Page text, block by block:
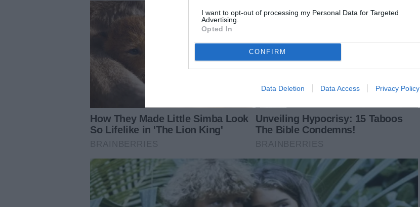
I want to opt-out of processing my Personal Data for Targeted
Advertising.
Opted In
CONFIRM
Data Deletion Data Access Privacy Policy